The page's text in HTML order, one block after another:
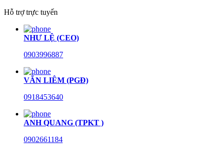
Hỗ trợ trực tuyến
NHƯ LỆ (CEO)
0903996887
VĂN LIÊM (PGĐ)
0918453640
ANH QUANG (TPKT )
0902661184